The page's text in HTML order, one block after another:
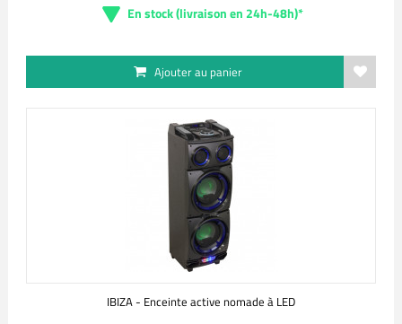
En stock (livraison en 24h-48h)*
Ajouter au panier
IBIZA - Enceinte active nomade à LED